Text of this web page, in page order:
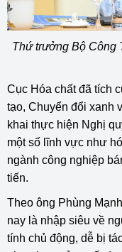
Thứ trưởng Bộ Công
Cục Hóa chất đã tích
tạo, Chuyển đổi xanh
khai thực hiện Nghị
một số lĩnh vực như
ngành công nghiệp
tiến.
Theo ông Phùng
nay là nhập siêu về
tính chủ động, dễ bị